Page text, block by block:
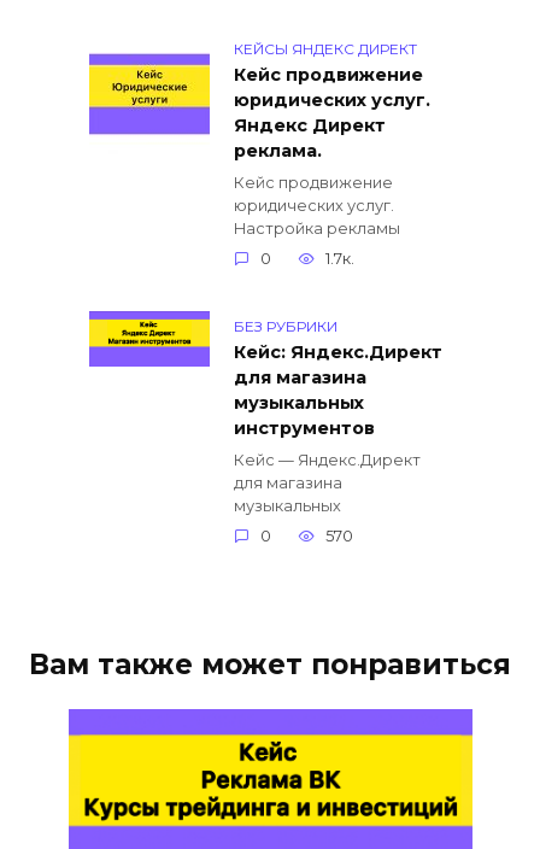
КЕЙСЫ ЯНДЕКС ДИРЕКТ
Кейс продвижение
юридических услуг.
Яндекс Директ
реклама.
Кейс продвижение
юридических услуг.
Настройка рекламы
0
1.7к.
БЕЗ РУБРИКИ
Кейс: Яндекс.Директ
для магазина
музыкальных
инструментов
Кейс — Яндекс.Директ
для магазина
музыкальных
0
570
Вам также может понравиться